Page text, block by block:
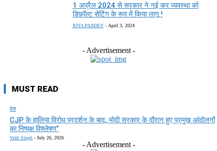
1 अप्रैल 2024 से सरकार ने नई कर व्यवस्था को
डिफ़ॉल्ट सेटिंग के रूप में किया लागू !
RIYA PANDEY - April 3, 2024
- Advertisement -
MUST READ
देश
CJP के हालिया विरोध प्रदर्शन के बाद, मोदी सरकार के दौरान हुए प्रमुख आंदोलनों
का निष्पक्ष विश्लेषण”
Vidit Singh - July 26, 2026
- Advertisement -